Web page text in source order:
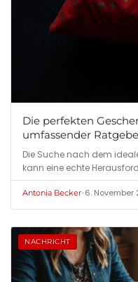
Die perfekten
umfassender
Die Suche nach dem
kann eine echte
Antonia Becker•6. November
NACHRICHT